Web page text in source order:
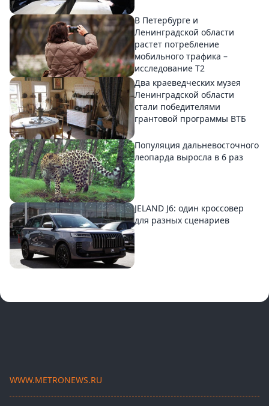
В Петербурге и
Ленинградской области
растет потребление
мобильного трафика –
исследование T2
Два краеведческих музея
Ленинградской области
стали победителями
грантовой программы ВТБ
Популяция дальневосточного
леопарда выросла в 6 раз
JELAND J6: один кроссовер
для разных сценариев
WWW.METRONEWS.RU